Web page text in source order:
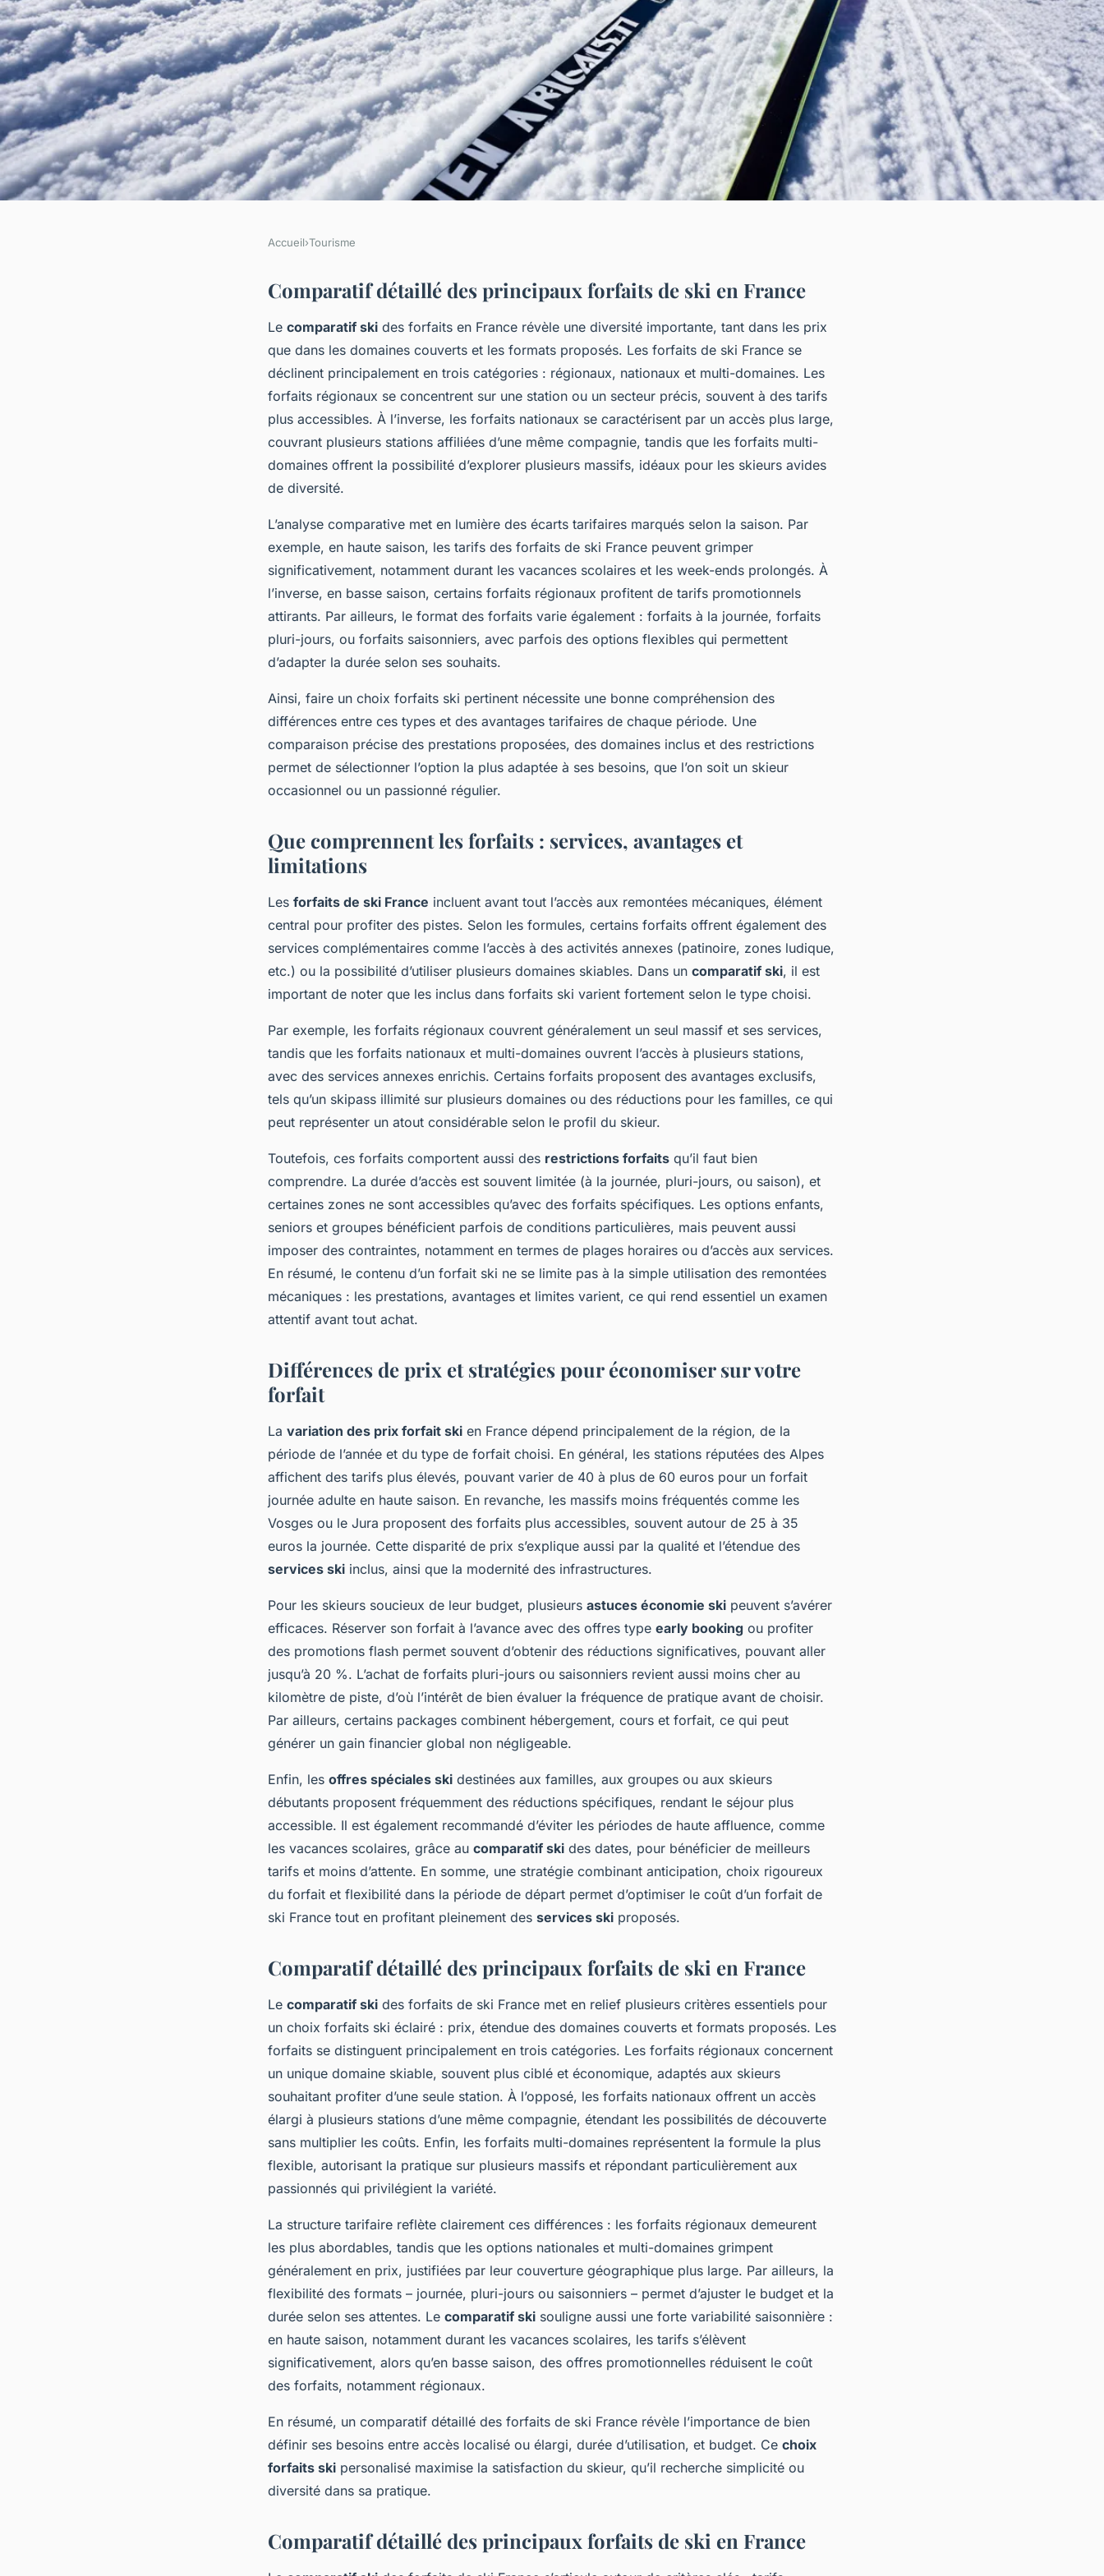
Analyse des Offres de Ski en France :
Trouvez le Forfait Idéal
Accueil›Tourisme
Comparatif détaillé des principaux forfaits de ski en France
Le comparatif ski des forfaits en France révèle une diversité importante, tant dans les prix
que dans les domaines couverts et les formats proposés. Les forfaits de ski France se
déclinent principalement en trois catégories : régionaux, nationaux et multi-domaines. Les
forfaits régionaux se concentrent sur une station ou un secteur précis, souvent à des tarifs
plus accessibles. À l’inverse, les forfaits nationaux se caractérisent par un accès plus large,
couvrant plusieurs stations affiliées d’une même compagnie, tandis que les forfaits multi-
domaines offrent la possibilité d’explorer plusieurs massifs, idéaux pour les skieurs avides
de diversité.
L’analyse comparative met en lumière des écarts tarifaires marqués selon la saison. Par
exemple, en haute saison, les tarifs des forfaits de ski France peuvent grimper
significativement, notamment durant les vacances scolaires et les week-ends prolongés. À
l’inverse, en basse saison, certains forfaits régionaux profitent de tarifs promotionnels
attirants. Par ailleurs, le format des forfaits varie également : forfaits à la journée, forfaits
pluri-jours, ou forfaits saisonniers, avec parfois des options flexibles qui permettent
d’adapter la durée selon ses souhaits.
Ainsi, faire un choix forfaits ski pertinent nécessite une bonne compréhension des
différences entre ces types et des avantages tarifaires de chaque période. Une
comparaison précise des prestations proposées, des domaines inclus et des restrictions
permet de sélectionner l’option la plus adaptée à ses besoins, que l’on soit un skieur
occasionnel ou un passionné régulier.
Que comprennent les forfaits : services, avantages et
limitations
Les forfaits de ski France incluent avant tout l’accès aux remontées mécaniques, élément
central pour profiter des pistes. Selon les formules, certains forfaits offrent également des
services complémentaires comme l’accès à des activités annexes (patinoire, zones ludique,
etc.) ou la possibilité d’utiliser plusieurs domaines skiables. Dans un comparatif ski, il est
important de noter que les inclus dans forfaits ski varient fortement selon le type choisi.
Par exemple, les forfaits régionaux couvrent généralement un seul massif et ses services,
tandis que les forfaits nationaux et multi-domaines ouvrent l’accès à plusieurs stations,
avec des services annexes enrichis. Certains forfaits proposent des avantages exclusifs,
tels qu’un skipass illimité sur plusieurs domaines ou des réductions pour les familles, ce qui
peut représenter un atout considérable selon le profil du skieur.
Toutefois, ces forfaits comportent aussi des restrictions forfaits qu’il faut bien
comprendre. La durée d’accès est souvent limitée (à la journée, pluri-jours, ou saison), et
certaines zones ne sont accessibles qu’avec des forfaits spécifiques. Les options enfants,
seniors et groupes bénéficient parfois de conditions particulières, mais peuvent aussi
imposer des contraintes, notamment en termes de plages horaires ou d’accès aux services.
En résumé, le contenu d’un forfait ski ne se limite pas à la simple utilisation des remontées
mécaniques : les prestations, avantages et limites varient, ce qui rend essentiel un examen
attentif avant tout achat.
Différences de prix et stratégies pour économiser sur votre
forfait
La variation des prix forfait ski en France dépend principalement de la région, de la
période de l’année et du type de forfait choisi. En général, les stations réputées des Alpes
affichent des tarifs plus élevés, pouvant varier de 40 à plus de 60 euros pour un forfait
journée adulte en haute saison. En revanche, les massifs moins fréquentés comme les
Vosges ou le Jura proposent des forfaits plus accessibles, souvent autour de 25 à 35
euros la journée. Cette disparité de prix s’explique aussi par la qualité et l’étendue des
services ski inclus, ainsi que la modernité des infrastructures.
Pour les skieurs soucieux de leur budget, plusieurs astuces économie ski peuvent s’avérer
efficaces. Réserver son forfait à l’avance avec des offres type early booking ou profiter
des promotions flash permet souvent d’obtenir des réductions significatives, pouvant aller
jusqu’à 20 %. L’achat de forfaits pluri-jours ou saisonniers revient aussi moins cher au
kilomètre de piste, d’où l’intérêt de bien évaluer la fréquence de pratique avant de choisir.
Par ailleurs, certains packages combinent hébergement, cours et forfait, ce qui peut
générer un gain financier global non négligeable.
Enfin, les offres spéciales ski destinées aux familles, aux groupes ou aux skieurs
débutants proposent fréquemment des réductions spécifiques, rendant le séjour plus
accessible. Il est également recommandé d’éviter les périodes de haute affluence, comme
les vacances scolaires, grâce au comparatif ski des dates, pour bénéficier de meilleurs
tarifs et moins d’attente. En somme, une stratégie combinant anticipation, choix rigoureux
du forfait et flexibilité dans la période de départ permet d’optimiser le coût d’un forfait de
ski France tout en profitant pleinement des services ski proposés.
Comparatif détaillé des principaux forfaits de ski en France
Le comparatif ski des forfaits de ski France met en relief plusieurs critères essentiels pour
un choix forfaits ski éclairé : prix, étendue des domaines couverts et formats proposés. Les
forfaits se distinguent principalement en trois catégories. Les forfaits régionaux concernent
un unique domaine skiable, souvent plus ciblé et économique, adaptés aux skieurs
souhaitant profiter d’une seule station. À l’opposé, les forfaits nationaux offrent un accès
élargi à plusieurs stations d’une même compagnie, étendant les possibilités de découverte
sans multiplier les coûts. Enfin, les forfaits multi-domaines représentent la formule la plus
flexible, autorisant la pratique sur plusieurs massifs et répondant particulièrement aux
passionnés qui privilégient la variété.
La structure tarifaire reflète clairement ces différences : les forfaits régionaux demeurent
les plus abordables, tandis que les options nationales et multi-domaines grimpent
généralement en prix, justifiées par leur couverture géographique plus large. Par ailleurs, la
flexibilité des formats – journée, pluri-jours ou saisonniers – permet d’ajuster le budget et la
durée selon ses attentes. Le comparatif ski souligne aussi une forte variabilité saisonnière :
en haute saison, notamment durant les vacances scolaires, les tarifs s’élèvent
significativement, alors qu’en basse saison, des offres promotionnelles réduisent le coût
des forfaits, notamment régionaux.
En résumé, un comparatif détaillé des forfaits de ski France révèle l’importance de bien
définir ses besoins entre accès localisé ou élargi, durée d’utilisation, et budget. Ce choix
forfaits ski personalisé maximise la satisfaction du skieur, qu’il recherche simplicité ou
diversité dans sa pratique.
Comparatif détaillé des principaux forfaits de ski en France